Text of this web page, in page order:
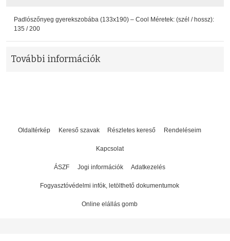
Padlószőnyeg gyerekszobába (133x190) – Cool Méretek: (szél / hossz):
135 / 200
További információk
Oldaltérkép Kereső szavak Részletes kereső Rendeléseim
Kapcsolat
ÁSZF Jogi információk Adatkezelés
Fogyasztóvédelmi infók, letölthető dokumentumok
Online elállás gomb